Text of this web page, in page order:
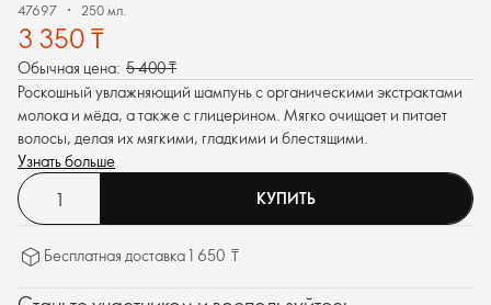
47697 250 мл.
3 350 ₸
Обычная цена: 5 400 ₸
Роскошный увлажняющий шампунь с органическими экстрактами
молока и мёда, а также с глицерином. Мягко очищает и питает
волосы, делая их мягкими, гладкими и блестящими.
Узнать больше
КУПИТЬ
Бесплатная доставка 1 650 ₸